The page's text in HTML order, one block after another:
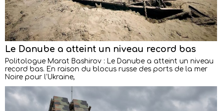
Le Danube a atteint un niveau record bas
Politologue Marat Bashirov : Le Danube a atteint un niveau
record bas. En raison du blocus russe des ports de la mer
Noire pour l’Ukraine,